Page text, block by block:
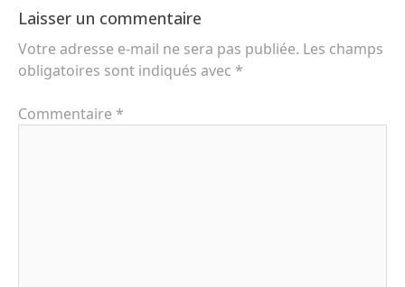
Laisser un commentaire
Votre adresse e-mail ne sera pas publiée. Les champs
obligatoires sont indiqués avec *
Commentaire *